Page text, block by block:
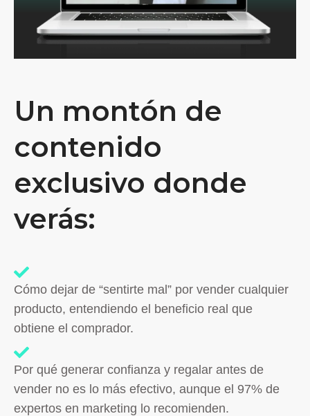
Un montón de
contenido
exclusivo donde
verás:
Cómo dejar de “sentirte mal” por vender cualquier
producto, entendiendo el beneficio real que
obtiene el comprador.
Por qué generar confianza y regalar antes de
vender no es lo más efectivo, aunque el 97% de
expertos en marketing lo recomienden.